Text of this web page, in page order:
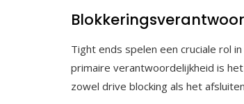
Tight ends spelen een cruciale rol
primaire verantwoordelijkheid is
zowel drive blocking als het